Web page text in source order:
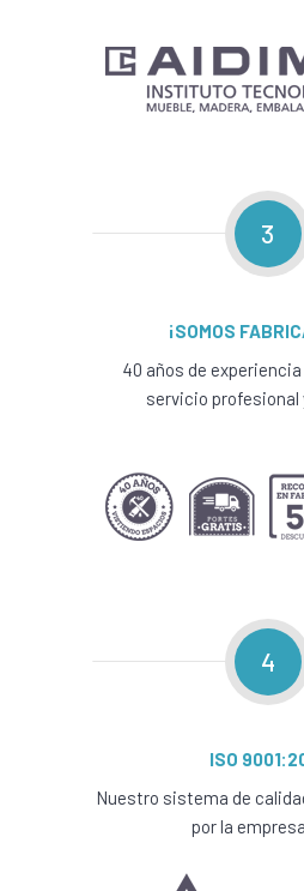
3
¡SOMOS
40 años de
servicio profesional
4
ISO
Nuestro sistema de
por la